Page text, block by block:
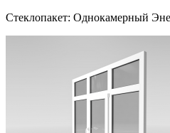
Стеклопакет: Однокамерный